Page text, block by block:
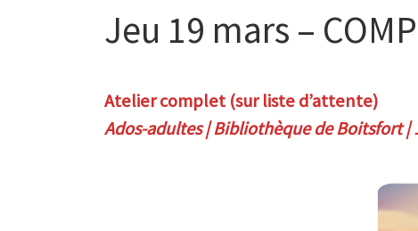
Jeu 19 mars –
Atelier complet (sur liste d’attente)
Ados-adultes | Bibliothèque de Boitsfort |